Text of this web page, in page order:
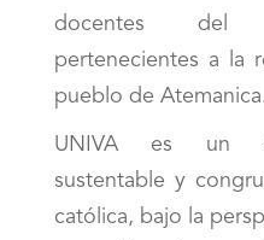
docentes del
pertenecientes a la
pueblo de
UNIVA es un
sustentable y
católica, bajo la